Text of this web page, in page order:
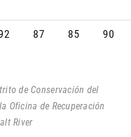
87 85 90
de Conservación del
Oficina de Recuperación
River